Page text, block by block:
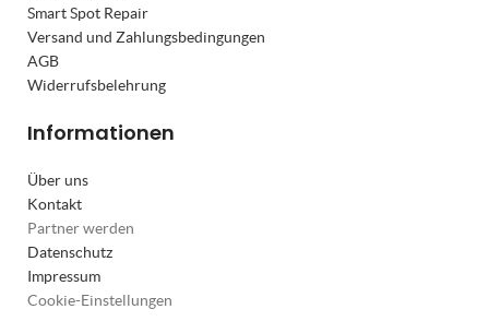
Smart Spot Repair
Versand und Zahlungsbedingungen
AGB
Widerrufsbelehrung
Informationen
Über uns
Kontakt
Partner werden
Datenschutz
Impressum
Cookie-Einstellungen